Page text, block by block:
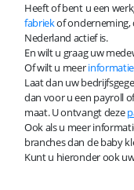
Heeft of bent u een
fabriekof onderneming,
Nederland actief is.
En wilt u graag uw
Of wilt u meerinformatie
Laat dan uw
dan voor u een payroll
maat. U ontvangt deze
Ook als u meer
branches dan de baby
Kunt u hieronder ook